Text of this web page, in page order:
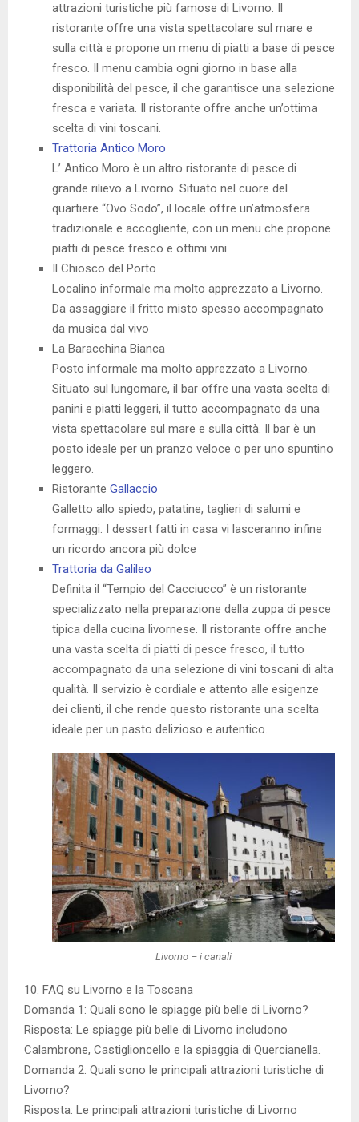
attrazioni turistiche più famose di Livorno. Il
ristorante offre una vista spettacolare sul mare e
sulla città e propone un menu di piatti a base di pesce
fresco. Il menu cambia ogni giorno in base alla
disponibilità del pesce, il che garantisce una selezione
fresca e variata. Il ristorante offre anche un’ottima
scelta di vini toscani.
Trattoria Antico Moro
L’ Antico Moro è un altro ristorante di pesce di
grande rilievo a Livorno. Situato nel cuore del
quartiere “Ovo Sodo”, il locale offre un’atmosfera
tradizionale e accogliente, con un menu che propone
piatti di pesce fresco e ottimi vini.
Il Chiosco del Porto
Localino informale ma molto apprezzato a Livorno.
Da assaggiare il fritto misto spesso accompagnato
da musica dal vivo
La Baracchina Bianca
Posto informale ma molto apprezzato a Livorno.
Situato sul lungomare, il bar offre una vasta scelta di
panini e piatti leggeri, il tutto accompagnato da una
vista spettacolare sul mare e sulla città. Il bar è un
posto ideale per un pranzo veloce o per uno spuntino
leggero.
Ristorante Gallaccio
Galletto allo spiedo, patatine, taglieri di salumi e
formaggi. I dessert fatti in casa vi lasceranno infine
un ricordo ancora più dolce
Trattoria da Galileo
Definita il “Tempio del Cacciucco” è un ristorante
specializzato nella preparazione della zuppa di pesce
tipica della cucina livornese. Il ristorante offre anche
una vasta scelta di piatti di pesce fresco, il tutto
accompagnato da una selezione di vini toscani di alta
qualità. Il servizio è cordiale e attento alle esigenze
dei clienti, il che rende questo ristorante una scelta
ideale per un pasto delizioso e autentico.
Livorno – i canali
10. FAQ su Livorno e la Toscana
Domanda 1: Quali sono le spiagge più belle di Livorno?
Risposta: Le spiagge più belle di Livorno includono
Calambrone, Castiglioncello e la spiaggia di Quercianella.
Domanda 2: Quali sono le principali attrazioni turistiche di
Livorno?
Risposta: Le principali attrazioni turistiche di Livorno